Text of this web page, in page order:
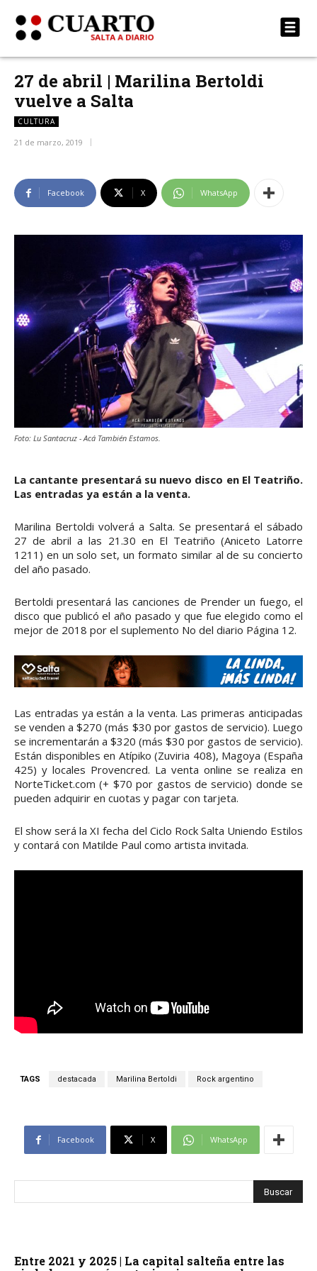
27 de abril | Marilina Bertoldi
vuelve a Salta
CULTURA
21 de marzo, 2019
Facebook X WhatsApp
Foto: Lu Santacruz - Acá También Estamos.
La cantante presentará su nuevo disco en El Teatriño.
Las entradas ya están a la venta.
Marilina Bertoldi volverá a Salta. Se presentará el sábado
27 de abril a las 21.30 en El Teatriño (Aniceto Latorre
1211) en un solo set, un formato similar al de su concierto
del año pasado.
Bertoldi presentará las canciones de Prender un fuego, el
disco que publicó el año pasado y que fue elegido como el
mejor de 2018 por el suplemento No del diario Página 12.
Las entradas ya están a la venta. Las primeras anticipadas
se venden a $270 (más $30 por gastos de servicio). Luego
se incrementarán a $320 (más $30 por gastos de servicio).
Están disponibles en Atípiko (Zuviria 408), Magoya (España
425) y locales Provencred. La venta online se realiza en
NorteTicket.com (+ $70 por gastos de servicio) donde se
pueden adquirir en cuotas y pagar con tarjeta.
El show será la XI fecha del Ciclo Rock Salta Uniendo Estilos
y contará con Matilde Paul como artista invitada.
TAGS destacada Marilina Bertoldi Rock argentino
Facebook X WhatsApp
Entre 2021 y 2025 | La capital salteña entre las